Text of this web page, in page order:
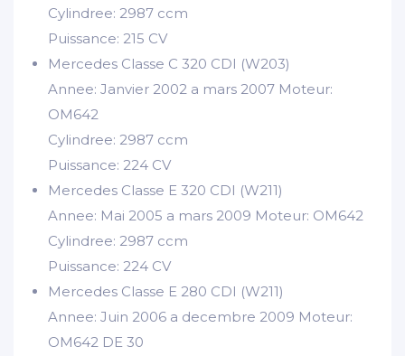
Cylindree: 2987 ccm
Puissance: 215 CV
Mercedes Classe C 320 CDI (W203)
Annee: Janvier 2002 a mars 2007 Moteur:
OM642
Cylindree: 2987 ccm
Puissance: 224 CV
Mercedes Classe E 320 CDI (W211)
Annee: Mai 2005 a mars 2009 Moteur: OM642
Cylindree: 2987 ccm
Puissance: 224 CV
Mercedes Classe E 280 CDI (W211)
Annee: Juin 2006 a decembre 2009 Moteur:
OM642 DE 30